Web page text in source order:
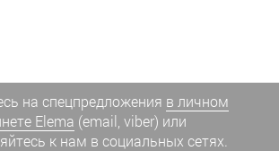
на спецпредложения в личном
Elema (email, viber) или
к нам в социальных сетях.